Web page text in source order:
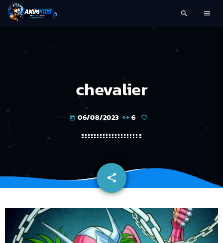
search menu
chevalier
today 06/08/2023 6
share
email